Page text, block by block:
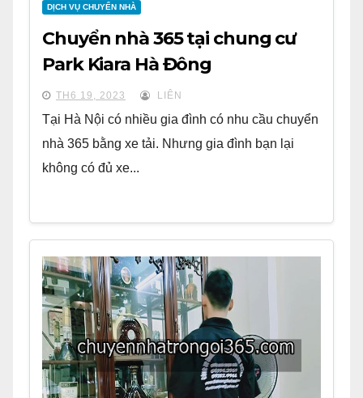
DỊCH VỤ CHUYỂN NHÀ
Chuyển nhà 365 tại chung cư
Park Kiara Hà Đông
TH6 19, 2023 LIÊN
Tại Hà Nội có nhiều gia đình có nhu cầu chuyển
nhà 365 bằng xe tải. Nhưng gia đình bạn lại
không có đủ xe...